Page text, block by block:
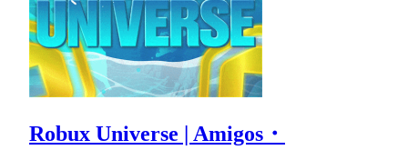
Robux Universe | Amigos・